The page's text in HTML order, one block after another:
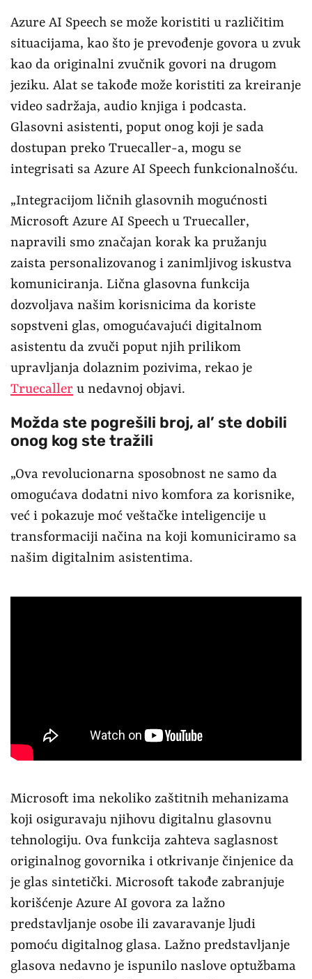
Azure AI Speech se može koristiti u različitim
situacijama, kao što je prevođenje govora u zvuk
kao da originalni zvučnik govori na drugom
jeziku. Alat se takođe može koristiti za kreiranje
video sadržaja, audio knjiga i podcasta.
Glasovni asistenti, poput onog koji je sada
dostupan preko Truecaller-a, mogu se
integrisati sa Azure AI Speech funkcionalnošću.
„Integracijom ličnih glasovnih mogućnosti
Microsoft Azure AI Speech u Truecaller,
napravili smo značajan korak ka pružanju
zaista personalizovanog i zanimljivog iskustva
komuniciranja. Lična glasovna funkcija
dozvoljava našim korisnicima da koriste
sopstveni glas, omogućavajući digitalnom
asistentu da zvuči poput njih prilikom
upravljanja dolaznim pozivima, rekao je
Truecaller u nedavnoj objavi.
Možda ste pogrešili broj, al’ ste dobili
onog kog ste tražili
„Ova revolucionarna sposobnost ne samo da
omogućava dodatni nivo komfora za korisnike,
već i pokazuje moć veštačke inteligencije u
transformaciji načina na koji komuniciramo sa
našim digitalnim asistentima.
Microsoft ima nekoliko zaštitnih mehanizama
koji osiguravaju njihovu digitalnu glasovnu
tehnologiju. Ova funkcija zahteva saglasnost
originalnog govornika i otkrivanje činjenice da
je glas sintetički. Microsoft takođe zabranjuje
korišćenje Azure AI govora za lažno
predstavljanje osobe ili zavaravanje ljudi
pomoću digitalnog glasa. Lažno predstavljanje
glasova nedavno je ispunilo naslove optužbama